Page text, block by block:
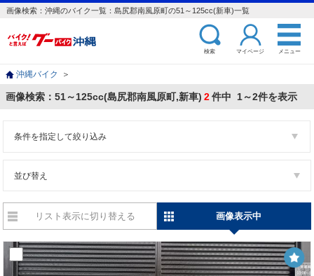
画像検索：沖縄のバイク一覧：島尻郡南風原町の51～125cc(新車)一覧
検索 マイページ メニュー
沖縄バイク ＞
画像検索：51～125cc(島尻郡南風原町,新車) 2件中 1～2件を表示
条件を指定して絞り込み
並び替え
リスト表示に切り替える 画像表示中